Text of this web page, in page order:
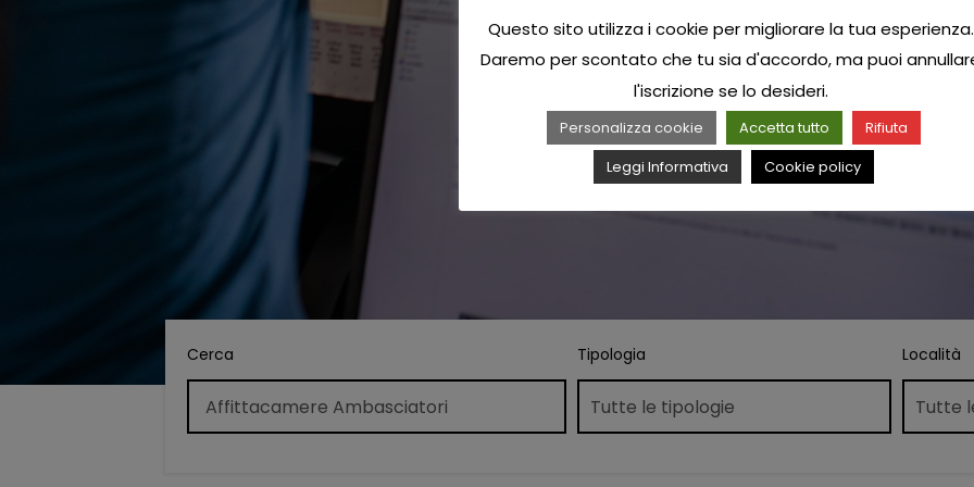
Cerca Tipologia Località
Questo sito utilizza i cookie per migliorare la tua esperienza.
Daremo per scontato che tu sia d'accordo, ma puoi
l'iscrizione se lo desideri.
Personalizza cookie Accetta tutto
Rifiuta
Leggi Informativa
Cookie policy